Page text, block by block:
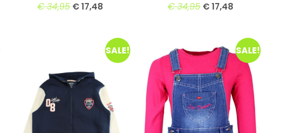
€34,95 €17,48 €34,95 €17,48
SALE! SALE!